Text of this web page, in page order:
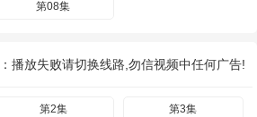
第08集
播放失败请切换线路,勿信视频中任何广告!
第2集 第3集